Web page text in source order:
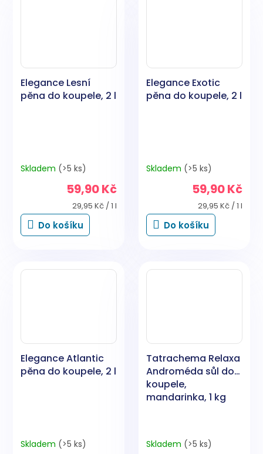
Elegance Lesní
pěna do koupele, 2 l
Skladem (>5 ks)
59,90 Kč
Měrná
cena:
29,95 Kč / 1 l
Do košíku
Elegance Exotic
pěna do koupele, 2 l
Skladem (>5 ks)
59,90 Kč
Měrná
cena:
29,95 Kč / 1 l
Do košíku
Elegance Atlantic
pěna do koupele, 2 l
Skladem (>5 ks)
Tatrachema Relaxa
Androméda sůl do
koupele,
mandarinka, 1 kg
Skladem (>5 ks)